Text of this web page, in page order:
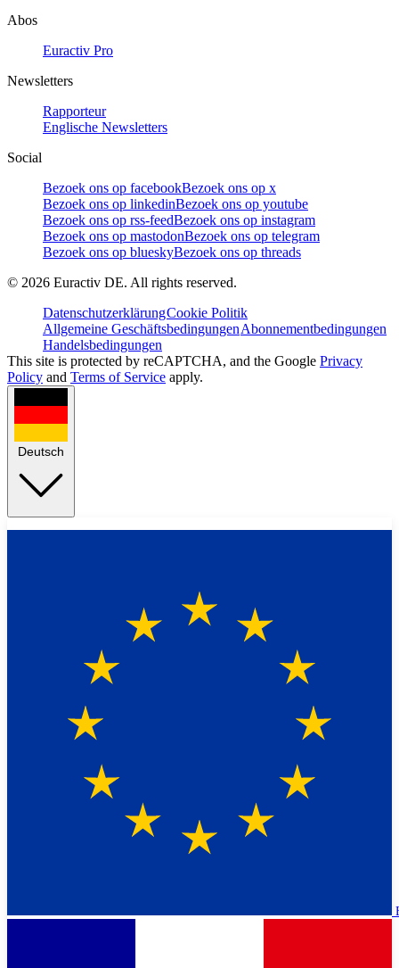
Abos
Euractiv Pro
Newsletters
Rapporteur
Englische Newsletters
Social
Bezoek ons op facebookBezoek ons op x
Bezoek ons op linkedinBezoek ons op youtube
Bezoek ons op rss-feedBezoek ons op instagram
Bezoek ons op mastodonBezoek ons op telegram
Bezoek ons op blueskyBezoek ons op threads
© 2026 Euractiv DE. All rights reserved.
DatenschutzerklärungCookie Politik
Allgemeine GeschäftsbedingungenAbonnementbedingungen
Handelsbedingungen
This site is protected by reCAPTCHA, and the Google Privacy
Policy and Terms of Service apply.
Deutsch